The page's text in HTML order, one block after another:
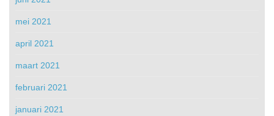
mei 2021
april 2021
maart 2021
februari 2021
januari 2021